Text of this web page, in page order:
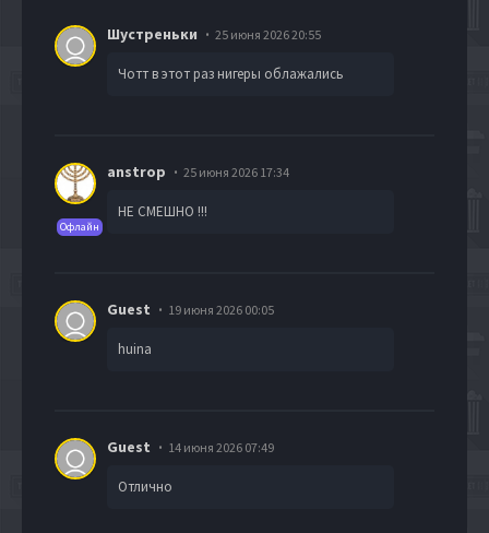
Шустреньки 25 июня 2026 20:55
Чотт в этот раз нигеры облажались
Офлайн
anstrop 25 июня 2026 17:34
НЕ СМЕШНО !!!
Guest 19 июня 2026 00:05
huina
Guest 14 июня 2026 07:49
Отлично